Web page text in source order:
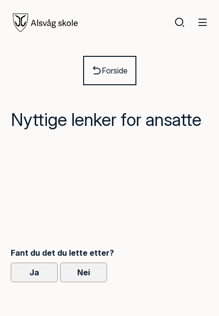
Forside
Nyttige lenker for ansatte
Fant du det du lette etter?
Ja
Nei